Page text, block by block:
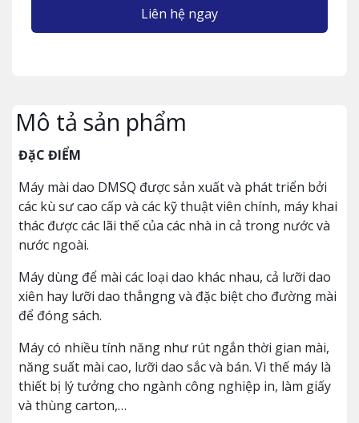
Liên hệ ngay
Mô tả sản phẩm
ĐặC ĐIỂM
Máy mài dao DMSQ được sản xuất và phát triển bởi
các kù sư cao cấp và các kỹ thuật viên chính, máy khai
thác được các lãi thế của các nhà in cả trong nước và
nước ngoài.
Máy dùng để mài các loại dao khác nhau, cả lưỡi dao
xiên hay lưỡi dao thẳngng và đặc biệt cho đường mài
để đóng sách.
Máy có nhiều tính năng như rút ngắn thời gian mài,
năng suất mài cao, lưỡi dao sắc và bán. Vì thế máy là
thiết bị lý tưởng cho ngành công nghiệp in, làm giấy
và thùng carton,…